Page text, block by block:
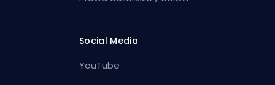
Social Media
YouTube